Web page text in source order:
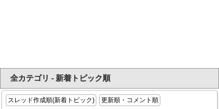
全カテゴリ - 新着トピック順
スレッド作成順(新着トピック)
更新順・コメント順